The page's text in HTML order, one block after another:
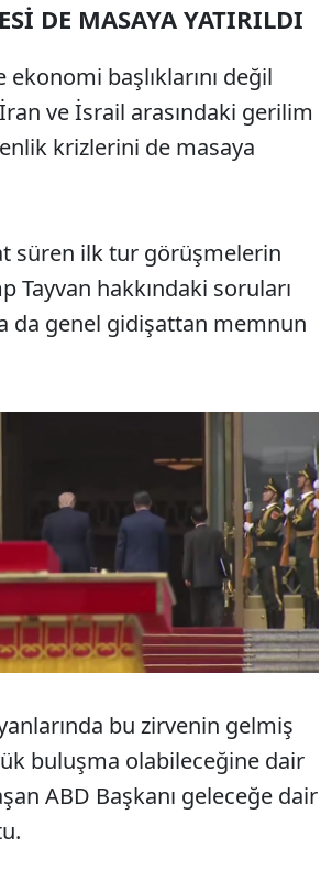
DE MASAYA YATIRILDI
ekonomi başlıklarını değil
ve İsrail arasındaki gerilim
krizlerini de masaya
süren ilk tur görüşmelerin
Tayvan hakkındaki soruları
da genel gidişattan memnun
bu zirvenin gelmiş
buluşma olabileceğine dair
ABD Başkanı geleceğe dair